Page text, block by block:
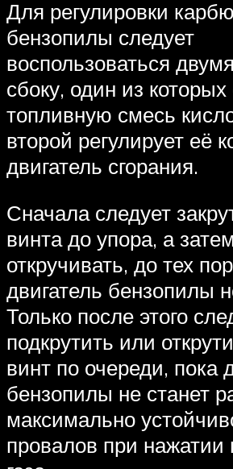
Для регулировки
бензопилы следует
воспользоваться
сбоку, один из
топливную смесь
второй регулирует её
двигатель сгорания.
Сначала следует
винта до упора, а
откручивать, до тех
двигатель бензопилы
Только после этого
подкрутить или
винт по очереди, пока
бензопилы не станет
максимально
провалов при нажатии